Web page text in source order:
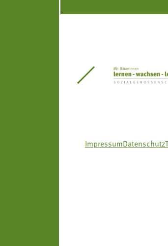
Südtiroler Gärtnervereinigung
ImpressumDatenschutz